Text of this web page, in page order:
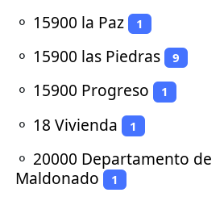
⚬ 15900 la Paz 1
⚬ 15900 las Piedras 9
⚬ 15900 Progreso 1
⚬ 18 Vivienda 1
⚬ 20000 Departamento de
Maldonado
1